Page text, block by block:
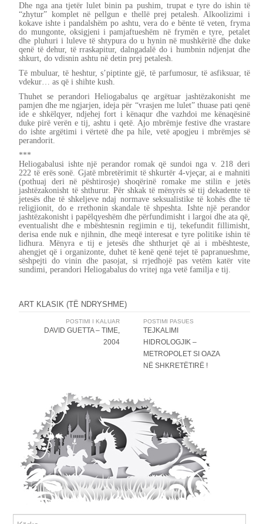
Dhe nga ana tjetër lulet binin pa pushim, trupat e tyre do ishin të
“zhytur” komplet në pellgun e thellë prej petalesh. Alkoolizimi i
kokave ishte i pandalshëm po ashtu, vera do e bënte të veten, fryma
do mungonte, oksigjeni i pamjaftueshëm në frymën e tyre, petalet
dhe pluhuri i luleve të shtypura do u hynin në mushkëritë dhe duke
qenë të dehur, të rraskapitur, dalngadalë do i humbnin ndjenjat dhe
shkurt, do vdisnin ashtu në detin prej petalesh.
Të mbuluar, të heshtur, s’piptinte gjë, të parfumosur, të asfiksuar, të
vdekur… as që i shihte kush.
Thuhet se perandori Heliogabalus qe argëtuar jashtëzakonisht me
pamjen dhe me ngjarjen, ideja për “vrasjen me lulet” thuase pati qenë
ide e shkëlqyer, ndjehej fort i kënaqur dhe vazhdoi me kënaqësinë
duke pirë verën e tij, ashtu i qetë. Ajo mbrëmje festive dhe vrastare
do ishte argëtimi i vërtetë dhe pa hile, vetë apogjeu i mbrëmjes së
perandorit.
***
Heliogabalusi ishte një perandor romak që sundoi nga v. 218 deri
222 të erës sonë. Gjatë mbretërimit të shkurtër 4-vjeçar, ai e mahniti
(pothuaj deri në pështirosje) shoqërinë romake me stilin e jetës
jashtëzakonisht të shthurur. Për shkak të mënyrës së tij dekadente të
jetesës dhe të shkeljeve ndaj normave seksualistike të kohës dhe të
religjionit, do e rrethonin skandale të shpeshta. Ishte një perandor
jashtëzakonisht i papëlqyeshëm dhe përfundimisht i largoi dhe ata që,
eventualisht dhe e mbështesnin regjimin e tij, tekefundit fillimisht,
derisa ende nuk e njihnin, dhe meqë interesat e tyre politike ishin të
lidhura. Mënyra e tij e jetesës dhe shthurjet që ai i mbështeste,
ahengjet që i organizonte, duhet të kenë qenë tejet të papranueshme,
sëshpejti do vinin dhe pasojat, si rrjedhojë pas vetëm katër vite
sundimi, perandori Heliogabalus do vritej nga vetë familja e tij.
ART KLASIK (TË NDRYSHME)
navigation
POSTIMI I KALUAR
DAVID GUETTA – TIME,
2004
POSTIMI PASUES
TEJKALIMI
HIDROLOGJIK –
METROPOLET SI OAZA
NË SHKRETËTIRË !